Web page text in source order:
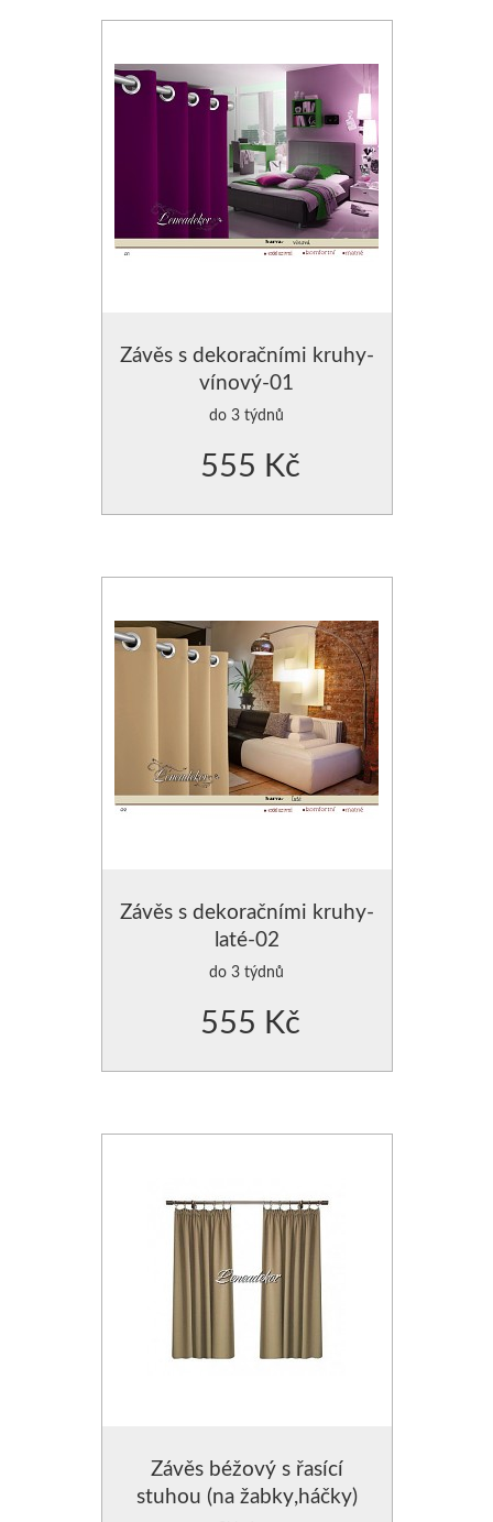
Závěs s dekoračními kruhy-
vínový-01
do 3 týdnů
555 Kč
Závěs s dekoračními kruhy-
laté-02
do 3 týdnů
555 Kč
Závěs béžový s řasící
stuhou (na žabky,háčky)